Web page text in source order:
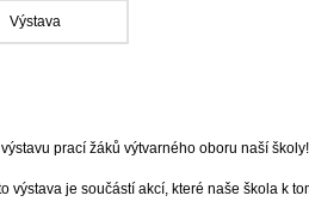
Výstava
prací žáků výtvarného oboru naší školy!
výstava je součástí akcí, které naše škola k